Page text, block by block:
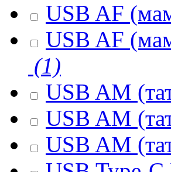
USB AF
USB AF
(1)
USB AM
USB AM
USB AM